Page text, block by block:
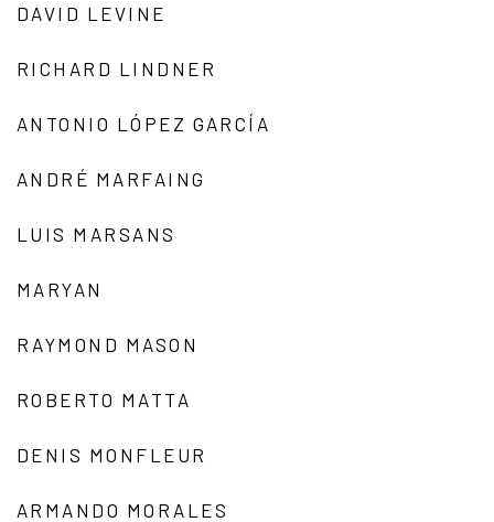
DAVID LEVINE
RICHARD LINDNER
ANTONIO LÓPEZ GARCÍA
ANDRÉ MARFAING
LUIS MARSANS
MARYAN
RAYMOND MASON
ROBERTO MATTA
DENIS MONFLEUR
ARMANDO MORALES